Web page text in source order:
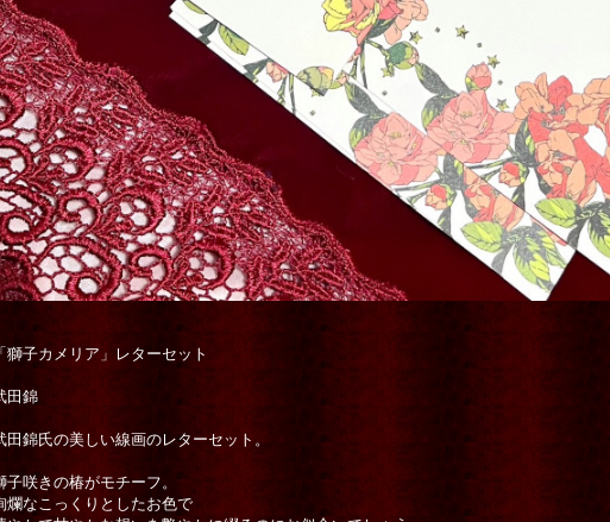
「獅子カメリア」レターセット
田錦
田錦氏の美しい線画のレターセット。
子咲きの椿がモチーフ。
爛なこっくりとしたお色で